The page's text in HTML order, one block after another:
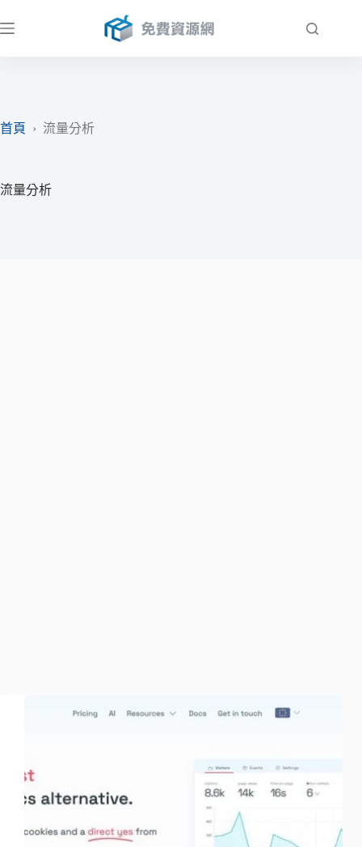
至
首頁
› 流量分析
流量分析